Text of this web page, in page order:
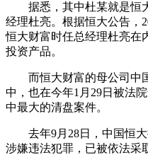
据悉，其中杜某就是恒大
经理杜亮。根据恒大公告，
恒大财富时任总经理杜亮在
投资产品。
而恒大财富的母公司中
中，也在今年1月29日被法
中最大的清盘案件。
去年9月28日，中国恒大
涉嫌违法犯罪，已被依法采